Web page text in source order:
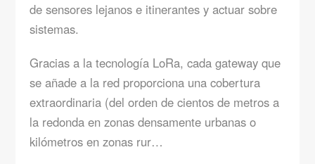
de sensores lejanos e itinerantes y actuar sobre
sistemas.
Gracias a la tecnología LoRa, cada gateway que
se añade a la red proporciona una cobertura
extraordinaria (del orden de cientos de metros a
la redonda en zonas densamente urbanas o
kilómetros en zonas rur…